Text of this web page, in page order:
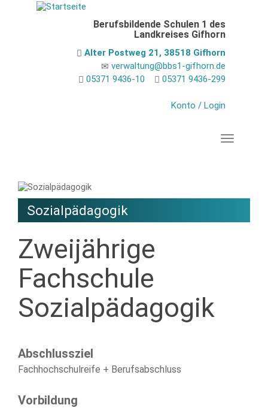
Berufsbildende Schulen 1 des
Landkreises Gifhorn
Alter Postweg 21, 38518 Gifhorn
verwaltung@bbs1-gifhorn.de
05371 9436-10
05371 9436-299
Konto / Login
Sozialpädagogik
Zweijährige
Fachschule
Sozialpädagogik
Abschlussziel
Fachhochschulreife + Berufsabschluss
Vorbildung